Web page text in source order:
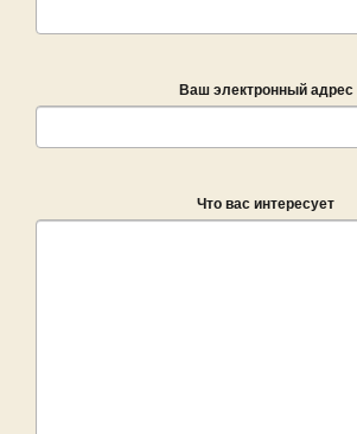
Ваш электронный адрес
Что вас интересует